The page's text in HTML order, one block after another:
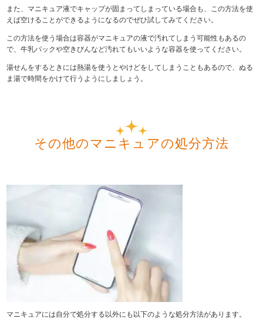
また、マニキュア液でキャップが固まってしまっている場合も、この方法を使
えば空けることができるようになるのでぜひ試してみてください。
この方法を使う場合は容器がマニキュアの液で汚れてしまう可能性もあるの
で、牛乳パックや空きびんなど汚れてもいいような容器を使ってください。
湯せんをするときには熱湯を使うとやけどをしてしまうこともあるので、ぬる
ま湯で時間をかけて行うようにしましょう。
その他のマニキュアの処分方法
マニキュアには自分で処分する以外にも以下のような処分方法があります。